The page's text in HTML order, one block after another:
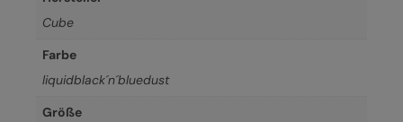
Cube
Farbe
liquidblack´n´bluedust
Größe